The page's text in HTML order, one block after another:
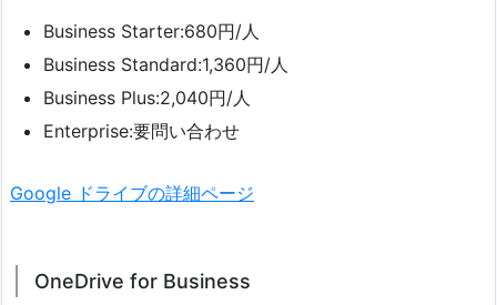
Business Starter:680円/人
Business Standard:1,360円/人
Business Plus:2,040円/人
Enterprise:要問い合わせ
Google ドライブの詳細ページ
OneDrive for Business